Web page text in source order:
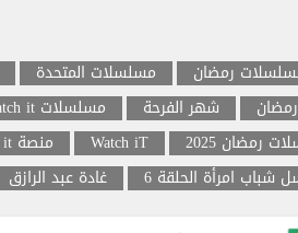
رمضان مسلسلات المتحدة
شهر الفرحة مسلسلات watch it
رمضان 2025
Watch iT منصة Watch it
شباب امرأة الحلقة 6
غادة عبد الرازق